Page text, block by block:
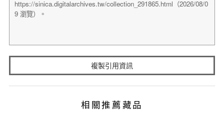
複製引用資訊
相關推薦藏品